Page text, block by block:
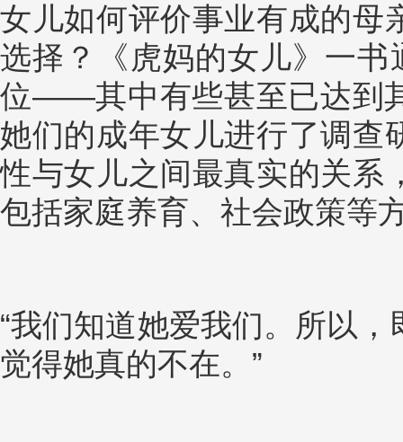
女儿如何评价事业有成的母
选择？《虎妈的女儿》一
位——其中有些甚至已达到
她们的成年女儿进行了调查
性与女儿之间最真实的关系
包括家庭养育、社会政策等
“我们知道她爱我们。所以
觉得她真的不在。”